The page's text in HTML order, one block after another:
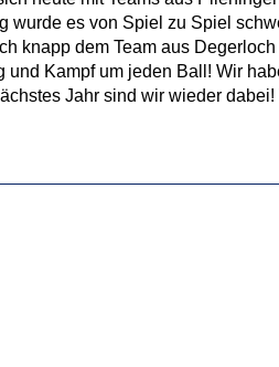
wurde es von Spiel zu Spiel
knapp dem Team aus
Kampf um jeden Ball! Wir
Jahr sind wir wieder